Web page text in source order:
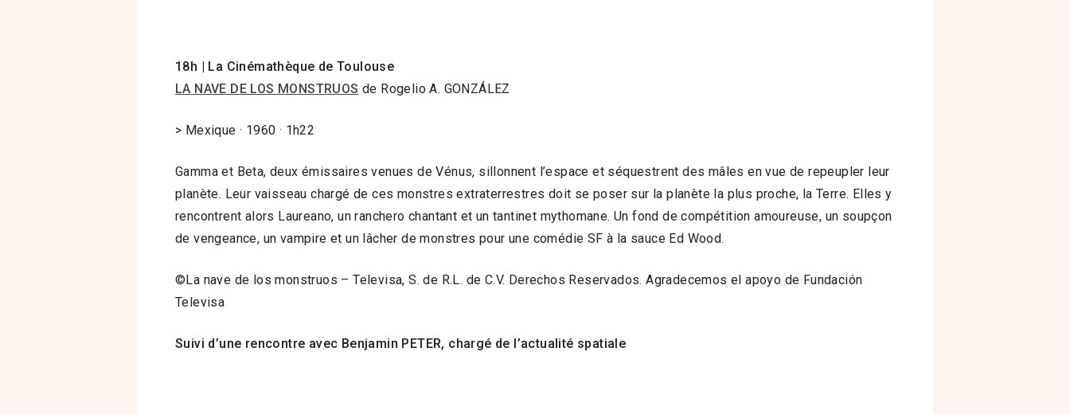
18h | La Cinémathèque de Toulouse
LA NAVE DE LOS MONSTRUOS de Rogelio A. GONZÁLEZ
> Mexique · 1960 · 1h22
Gamma et Beta, deux émissaires venues de Vénus, sillonnent l’espace et séquestrent des mâles en vue de repeupler leur
planète. Leur vaisseau chargé de ces monstres extraterrestres doit se poser sur la planète la plus proche, la Terre. Elles y
rencontrent alors Laureano, un ranchero chantant et un tantinet mythomane. Un fond de compétition amoureuse, un soupçon
de vengeance, un vampire et un lâcher de monstres pour une comédie SF à la sauce Ed Wood.
©La nave de los monstruos – Televisa, S. de R.L. de C.V. Derechos Reservados. Agradecemos el apoyo de Fundación
Televisa
Suivi d’une rencontre avec Benjamin PETER, chargé de l’actualité spatiale